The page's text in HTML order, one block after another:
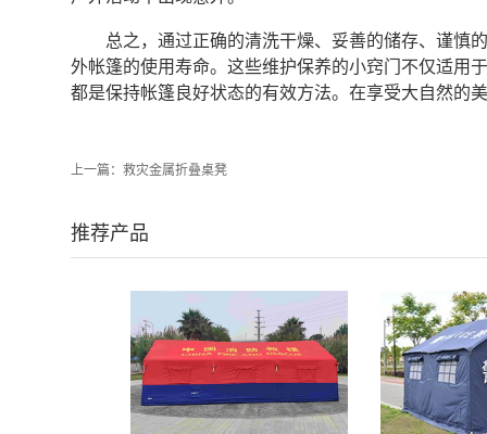
总之，通过正确的清洗干燥、妥善的储存、谨慎
外帐篷的使用寿命。这些维护保养的小窍门不仅适用
都是保持帐篷良好状态的有效方法。在享受大自然的
上一篇： 救灾金属折叠桌凳
推荐产品